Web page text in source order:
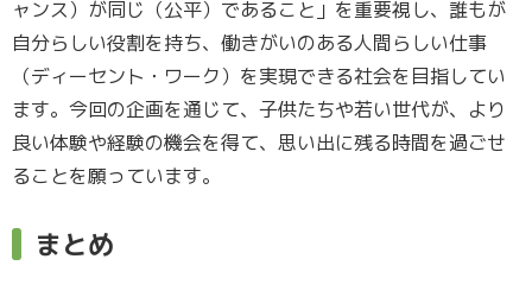
ャンス）が同じ（公平）であること」を重要視し、誰もが
自分らしい役割を持ち、働きがいのある人間らしい仕事
（ディーセント・ワーク）を実現できる社会を目指してい
ます。今回の企画を通じて、子供たちや若い世代が、より
良い体験や経験の機会を得て、思い出に残る時間を過ごせ
ることを願っています。
まとめ